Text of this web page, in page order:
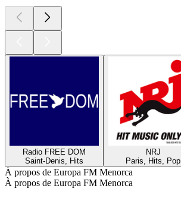
Radio FREE DOM
Saint-Denis, Hits
NRJ
Paris, Hits, Pop
À propos de Europa FM Menorca
À propos de Europa FM Menorca